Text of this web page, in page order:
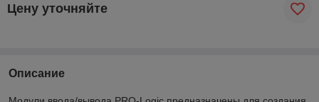
Цену уточняйте
Описание